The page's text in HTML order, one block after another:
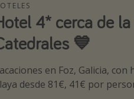
destinos4* cerca de
💙
en Foz, Galicia,
desde 81€, 41€ por